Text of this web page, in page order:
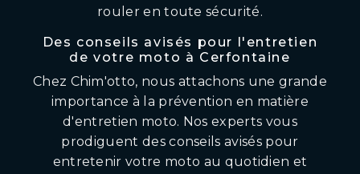
rouler en toute sécurité.
Des conseils avisés pour l'entretien
de votre moto à Cerfontaine
Chez Chim'otto, nous attachons une grande
importance à la prévention en matière
d'entretien moto. Nos experts vous
prodiguent des conseils avisés pour
entretenir votre moto au quotidien et